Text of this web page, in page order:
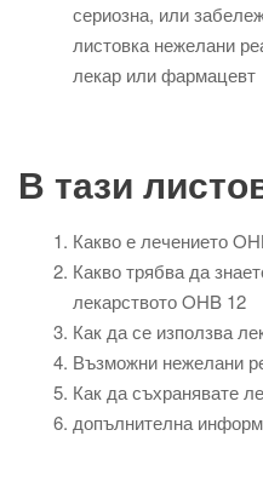
сериозна, или
листовка нежелани
лекар или фармацевт
В тази
Какво е лечението
Какво трябва да
лекарството OHB 12
Как да се използва
Възможни нежелани
Как да съхранявате
допълнителна